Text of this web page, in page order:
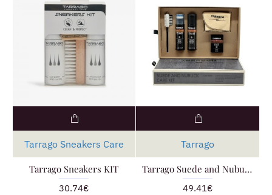
Tarrago Sneakers Care
Tarrago Sneakers KIT
30.74€
Tarrago
Tarrago Suede and Nubuck Planet Friendly Kit
49.41€